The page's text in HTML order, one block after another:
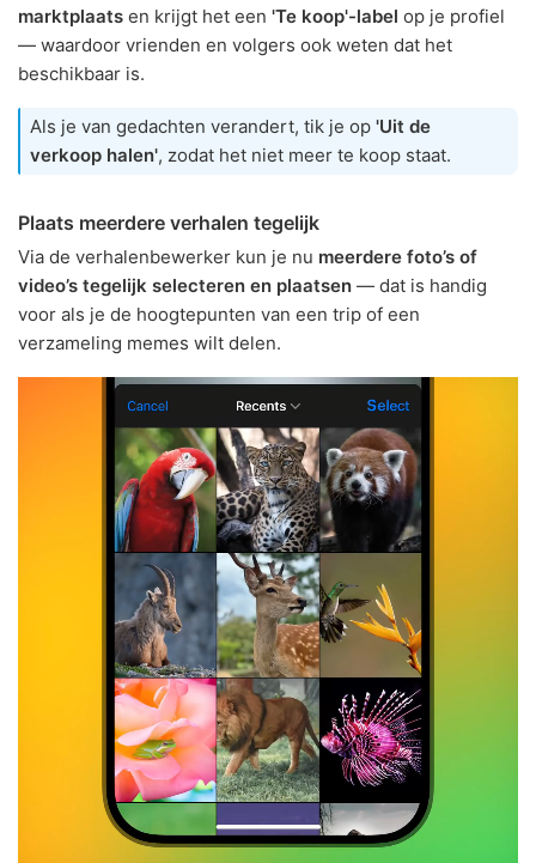
marktplaats en krijgt het een 'Te koop'-label op je profiel
— waardoor vrienden en volgers ook weten dat het
beschikbaar is.
Als je van gedachten verandert, tik je op 'Uit de
verkoop halen', zodat het niet meer te koop staat.
Plaats meerdere verhalen tegelijk
Via de verhalenbewerker kun je nu meerdere foto’s of
video’s tegelijk selecteren en plaatsen — dat is handig
voor als je de hoogtepunten van een trip of een
verzameling memes wilt delen.